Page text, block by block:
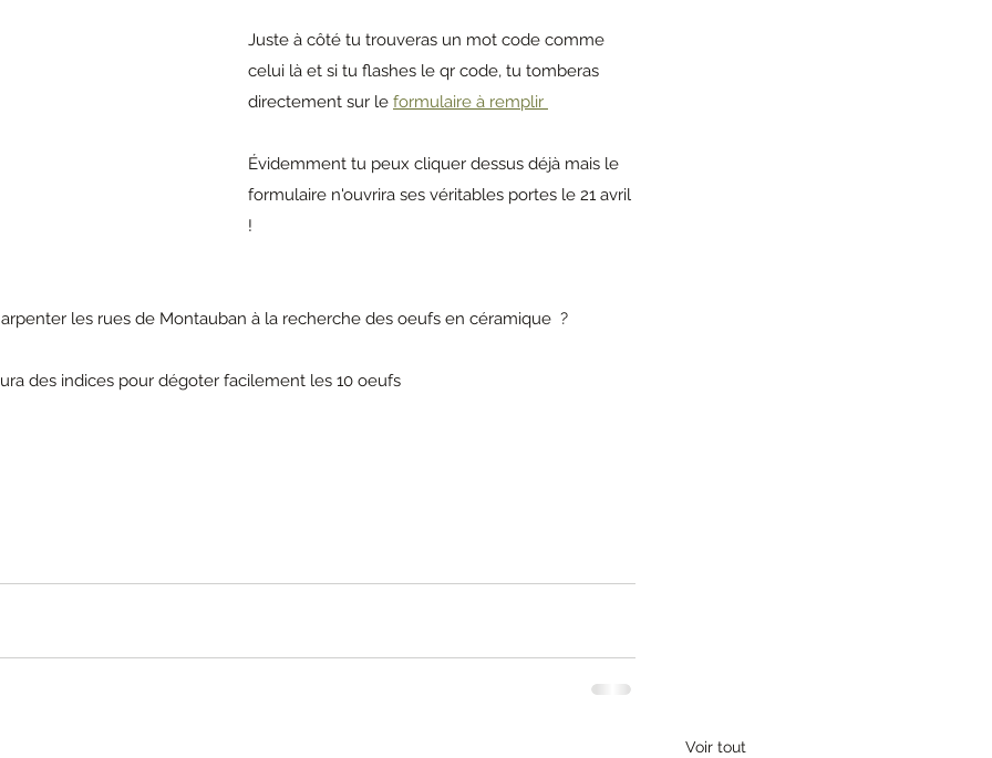
Juste à côté tu trouveras un mot code comme
celui là et si tu flashes le qr code, tu tomberas
directement sur le formulaire à remplir
Évidemment tu peux cliquer dessus déjà mais le
formulaire n'ouvrira ses véritables portes le 21 avril
!
les rues de Montauban à la recherche des oeufs en céramique  ?
des indices pour dégoter facilement les 10 oeufs
Voir tout